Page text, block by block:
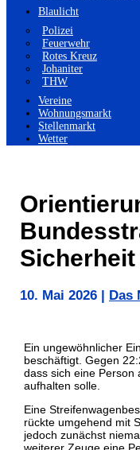
Blaulicht
Polizei
Feuerwehr
Rotes Kreuz
Johaniter
THW
Vereine
Wohnungsmarkt
Stellenmarkt
Wetter
10. Mai 2026 Das
Ein ungewöhnlicher
beschäftigt. Gegen
dass sich eine Person
aufhalten solle.
Eine
rückte umgehend mit
jedoch zunächst